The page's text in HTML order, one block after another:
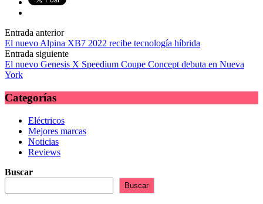
Navegación
de
las
entradas
Entrada anterior
El nuevo Alpina XB7 2022 recibe tecnología híbrida
Entrada siguiente
El nuevo Genesis X Speedium Coupe Concept debuta en Nueva
York
Categorías
Eléctricos
Mejores marcas
Noticias
Reviews
Buscar
Buscar